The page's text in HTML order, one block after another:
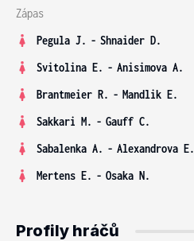
Zápas
Pegula J. - Shnaider D.
Svitolina E. - Anisimova A.
Brantmeier R. - Mandlik E.
Sakkari M. - Gauff C.
Sabalenka A. - Alexandrova E.
Mertens E. - Osaka N.
Profily hráčů